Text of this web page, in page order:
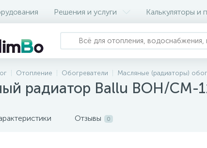
Решения и услуги Калькуляторы и
Отопление Обогреватели Масляные (радиаторы)
радиатор Ballu BOH/CM-
Отзывы 0